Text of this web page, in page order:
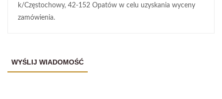
k/Częstochowy, 42-152 Opatów w celu uzyskania wyceny
zamówienia.